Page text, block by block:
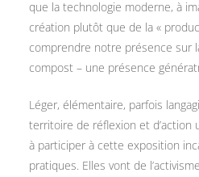
que la technologie moderne, à
création plutôt que de la «
comprendre notre présence sur
compost – une présence
Léger, élémentaire, parfois
territoire de réflexion et d’action
à participer à cette exposition
pratiques. Elles vont de